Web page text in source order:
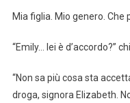
Mia figlia. Mio genero.
“Emily… lei è d’accordo?”
“Non sa più cosa sta
droga, signora Elizabeth.